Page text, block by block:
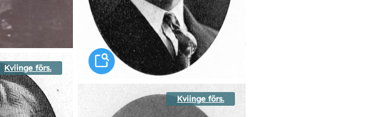
Kviinge förs.
Kviinge förs.